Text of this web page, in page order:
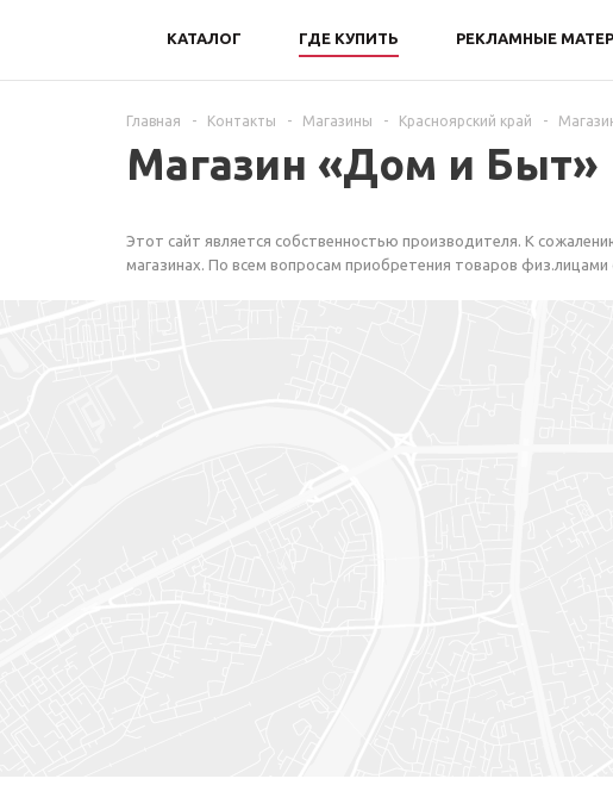
КАТАЛОГ ГДЕ КУПИТЬ РЕКЛАМНЫЕ
Главная - Контакты - Магазины - Красноярский край -
Магазин «Дом и Быт»
Этот сайт является собственностью производителя. К
магазинах. По всем вопросам приобретения товаров